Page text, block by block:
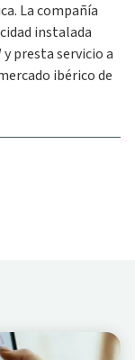
La compañía
instalada
presta servicio a
ibérico de